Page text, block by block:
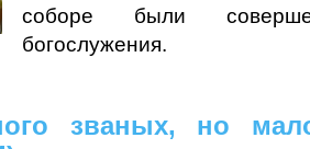
соборе были
богослужения.
званых, но